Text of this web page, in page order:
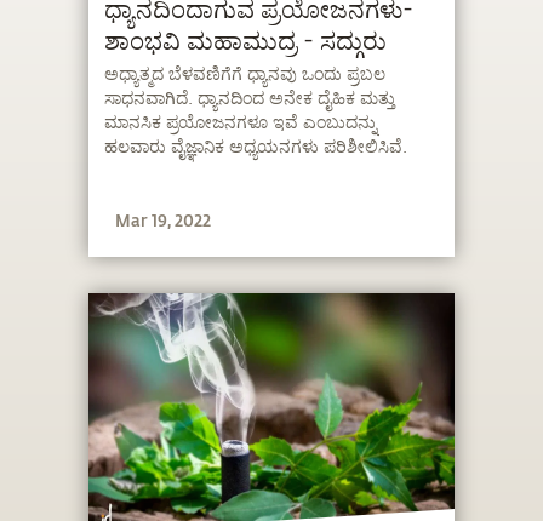
ಧ್ಯಾನದಿಂದಾಗುವ ಪ್ರಯೋಜನಗಳು-
ಶಾಂಭವಿ ಮಹಾಮುದ್ರ - ಸದ್ಗುರು
ಅಧ್ಯಾತ್ಮದ ಬೆಳವಣಿಗೆಗೆ ಧ್ಯಾನವು ಒಂದು ಪ್ರಬಲ
ಸಾಧನವಾಗಿದೆ. ಧ್ಯಾನದಿಂದ ಅನೇಕ ದೈಹಿಕ ಮತ್ತು
ಮಾನಸಿಕ ಪ್ರಯೋಜನಗಳೂ ಇವೆ ಎಂಬುದನ್ನು
ಹಲವಾರು ವೈಜ್ಞಾನಿಕ ಅಧ್ಯಯನಗಳು ಪರಿಶೀಲಿಸಿವೆ.
Mar 19, 2022